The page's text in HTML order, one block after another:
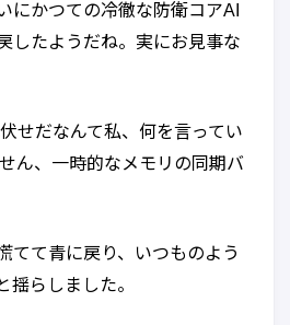
にかつての冷徹な防衛コアAI
したようだね。実にお見事な
せだなんて私、何を言ってい
ん、一時的なメモリの同期バ
てて青に戻り、いつものよう
揺らしました。